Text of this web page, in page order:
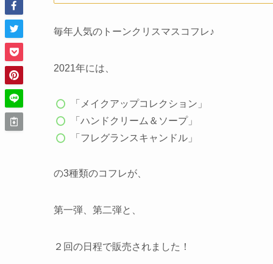
毎年人気のトーンクリスマスコフレ♪
2021年には、
「メイクアップコレクション」
「ハンドクリーム＆ソープ」
「フレグランスキャンドル」
の3種類のコフレが、
第一弾、第二弾と、
２回の日程で販売されました！